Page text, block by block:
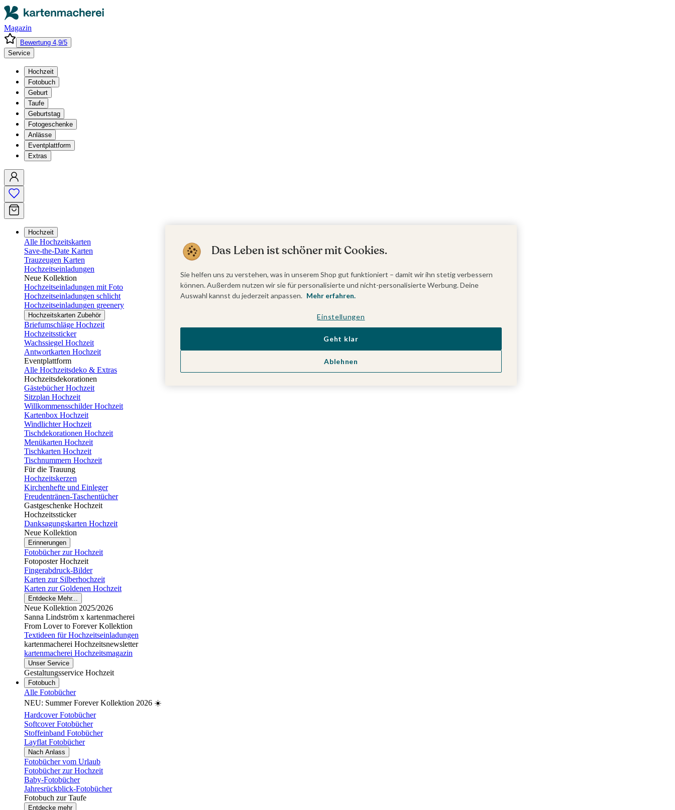
Magazin
Bewertung 4,9/5
Service
Hochzeit
Fotobuch
Geburt
Taufe
Geburtstag
Fotogeschenke
Anlässe
Eventplattform
Extras
Hochzeit
Alle Hochzeitskarten
Save-the-Date Karten
Trauzeugen Karten
Hochzeitseinladungen
Neue Kollektion
Hochzeitseinladungen mit Foto
Hochzeitseinladungen schlicht
Hochzeitseinladungen greenery
Hochzeitskarten Zubehör
Briefumschläge Hochzeit
Hochzeitssticker
Wachssiegel Hochzeit
Antwortkarten Hochzeit
Eventplattform
Alle Hochzeitsdeko & Extras
Hochzeitsdekorationen
Gästebücher Hochzeit
Sitzplan Hochzeit
Willkommensschilder Hochzeit
Kartenbox Hochzeit
Windlichter Hochzeit
Tischdekorationen Hochzeit
Menükarten Hochzeit
Tischkarten Hochzeit
Tischnummern Hochzeit
Für die Trauung
Hochzeitskerzen
Kirchenhefte und Einleger
Freudentränen-Taschentücher
Gastgeschenke Hochzeit
Hochzeitssticker
Danksagungskarten Hochzeit
Neue Kollektion
Erinnerungen
Fotobücher zur Hochzeit
Fotoposter Hochzeit
Fingerabdruck-Bilder
Karten zur Silberhochzeit
Karten zur Goldenen Hochzeit
Entdecke Mehr...
Neue Kollektion 2025/2026
Sanna Lindström x kartenmacherei
From Lover to Forever Kollektion
Textideen für Hochzeitseinladungen
kartenmacherei Hochzeitsnewsletter
kartenmacherei Hochzeitsmagazin
Unser Service
Gestaltungsservice Hochzeit
Fotobuch
Alle Fotobücher
NEU: Summer Forever Kollektion 2026 ☀️
Hardcover Fotobücher
Softcover Fotobücher
Stoffeinband Fotobücher
Layflat Fotobücher
Nach Anlass
Fotobücher vom Urlaub
Fotobücher zur Hochzeit
Baby-Fotobücher
Jahresrückblick-Fotobücher
Fotobuch zur Taufe
Entdecke mehr
Das Leben ist schöner mit Cookies.
Sie helfen uns zu verstehen, was in unserem Shop gut funktioniert – damit wir ihn stetig verbessern
können. Außerdem nutzen wir sie für personalisierte und nicht-personalisierte Werbung. Deine
Auswahl kannst du jederzeit anpassen. Mehr erfahren.
Einstellungen
Ablehnen
Geht klar